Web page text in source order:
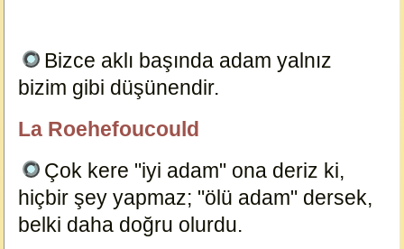
Bizce aklı başında adam yalnız
bizim gibi düşünendir.
La Roehefoucould
Çok kere "iyi adam" ona deriz ki,
hiçbir şey yapmaz; "ölü adam" dersek,
belki daha doğru olurdu.